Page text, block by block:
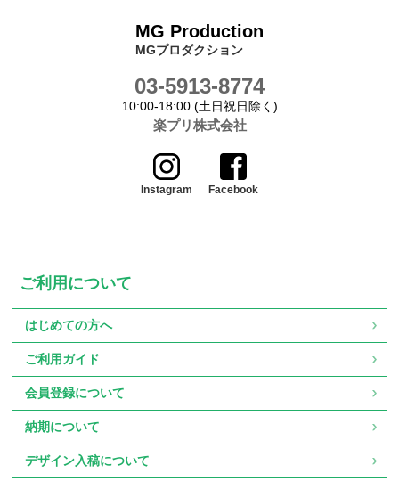
MG Production
MGプロダクション
03-5913-8774
10:00-18:00 (土日祝日除く)
楽プリ株式会社
Instagram Facebook
ご利用について
はじめての方へ
ご利用ガイド
会員登録について
納期について
デザイン入稿について